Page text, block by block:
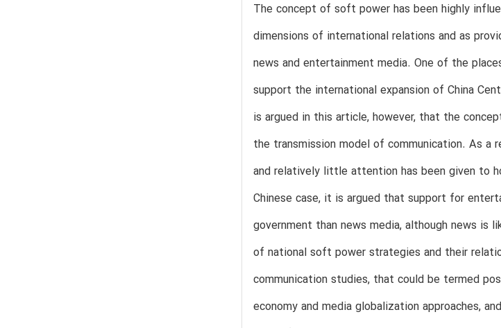
The concept of soft power has been highly
dimensions of international relations and as
news and entertainment media. One of the
support the international expansion of China
is argued in this article, however, that the
the transmission model of communication. As
and relatively little attention has been given to
Chinese case, it is argued that support for
government than news media, although news
of national soft power strategies and their
communication studies, that could be termed
economy and media globalization approaches,